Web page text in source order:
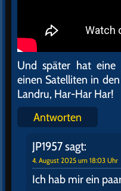
Und später hat eine
einen Satelliten in
Landru, Har-Har Har!
Antworten
JP1957sagt:
4. August 2025 um 18:03 Uhr
Ich hab mir ein